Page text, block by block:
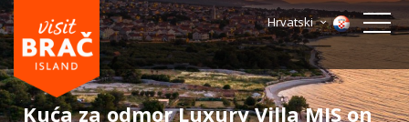
Hrvatski
Kuća za odmor Luxury Villa MIS on